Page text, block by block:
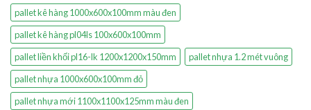
pallet kê hàng 1000x600x100mm màu đen
pallet kê hàng pl04ls 100x600x100mm
pallet liền khối pl16-lk 1200x1200x150mm
pallet nhựa 1.2 mét vuông
pallet nhựa 1000x600x100mm đỏ
pallet nhựa mới 1100x1100x125mm màu đen